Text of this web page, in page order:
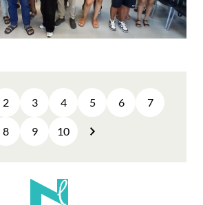
2 3 4 5 6 7
8 9 10
Següent